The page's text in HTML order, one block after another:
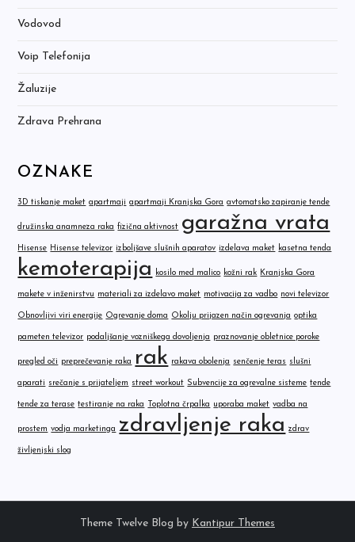
Vodovod
Voip Telefonija
Žaluzije
Zdrava Prehrana
OZNAKE
3D tiskanje maket apartmaji apartmaji Kranjska Gora avtomatsko zapiranje tende
družinska anamneza raka fizična aktivnost garažna vrata
Hisense Hisense televizor izboljšave slušnih aparatov izdelava maket kasetna tenda
kemoterapija kosilo med malico kožni rak Kranjska Gora
makete v inženirstvu materiali za izdelavo maket motivacija za vadbo novi televizor
Obnovljivi viri energije Ogrevanje doma Okolju prijazen način ogrevanja optika
pameten televizor podaljšanje vozniškega dovoljenja praznovanje obletnice poroke
pregled oči preprečevanje raka rak rakava obolenja senčenje teras slušni
aparati srečanje s prijateljem street workout Subvencije za ogrevalne sisteme tende
tende za terase testiranje na raka Toplotna črpalka uporaba maket vadba na
prostem vodja marketinga zdravljenje raka zdrav
življenjski slog
Theme Twelve Blog by Kantipur Themes